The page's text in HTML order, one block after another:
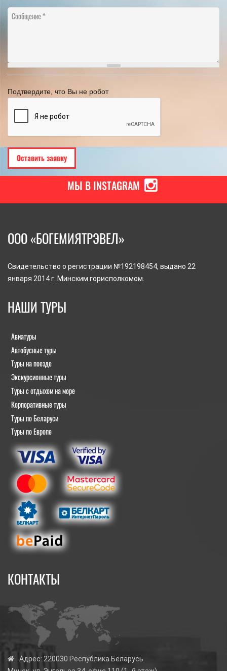
Сообщение
Подтвердите, что Вы не робот
МЫ В INSTAGRAM
ООО «БОГЕМИЯТРЭВЕЛ»
Свидетельство о регистрации №192198454, выдано 22
января 2014 г. Минским горисполкомом.
НАШИ ТУРЫ
Авиатуры
Автобусные туры
Туры на поезде
Экскурсионные туры
Туры с отдыхом на море
Корпоративные туры
Туры по Беларуси
Туры по Европе
КОНТАКТЫ
Адрес: 220030 Республика Беларусь